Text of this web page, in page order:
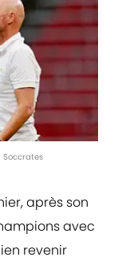
Soccrates
après son
avec
revenir